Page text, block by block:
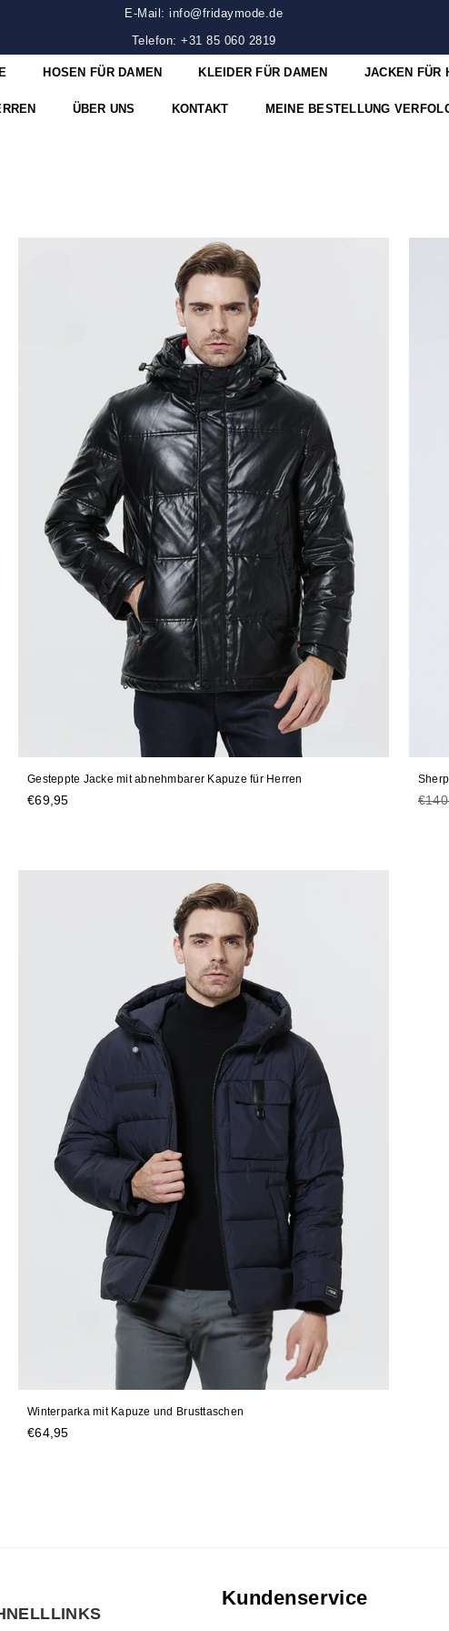
E-Mail: info@fridaymode.de
Telefon: +31 85 060 2819
HOSEN FÜR DAMEN KLEIDER FÜR DAMEN JACKEN FÜR
ÜBER UNS KONTAKT MEINE BESTELLUNG
Gesteppte Jacke mit abnehmbarer Kapuze für Herren
Normaler
€69,95
Winterparka mit Kapuze und Brusttaschen
Normaler
€64,95
Kundenservice